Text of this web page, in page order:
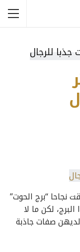
نجاحا “برج الحوت”
لكن ما لا
صفات جاذبة